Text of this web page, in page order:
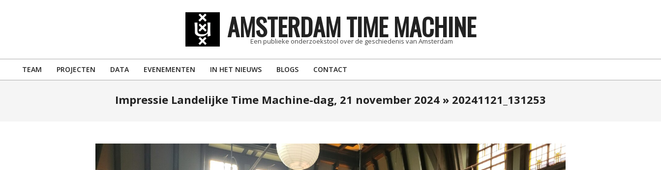
AMSTERDAM TIME MACHINE
Een publieke onderzoekstool over de geschiedenis van Amsterdam
Primary
TEAM PROJECTEN DATA EVENEMENTEN IN HET NIEUWS BLOGS CONTACT
Impressie Landelijke Time Machine-dag, 21 november 2024 » 20241121_131253